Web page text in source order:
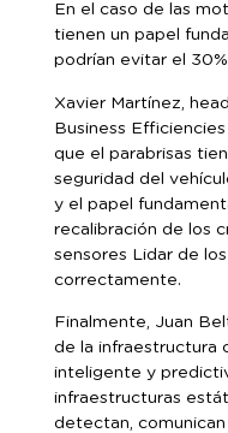
En el caso de las
tienen un papel
podrían evitar el
Xavier Martínez,
Business
que el parabrisas
seguridad del
y el papel
recalibración de los
sensores Lidar de
correctamente.
Finalmente, Juan
de la infraestructura
inteligente y
infraestructuras
detectan, comunican